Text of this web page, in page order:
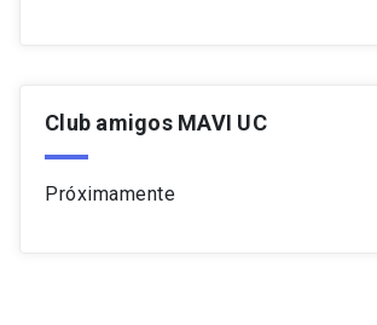
Club amigos MAVI UC
Próximamente